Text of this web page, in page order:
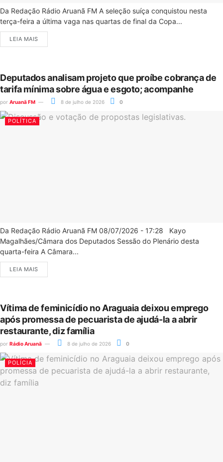
Da Redação Rádio Aruanã FM A seleção suíça conquistou nesta
terça-feira a última vaga nas quartas de final da Copa...
LEIA MAIS
Deputados analisam projeto que proíbe cobrança de
tarifa mínima sobre água e esgoto; acompanhe
por Aruanã FM 8 de julho de 2026 0
POLÍTICA
Da Redação Rádio Aruanã FM 08/07/2026 - 17:28 Kayo
Magalhães/Câmara dos Deputados Sessão do Plenário desta
quarta-feira A Câmara...
LEIA MAIS
Vítima de feminicídio no Araguaia deixou emprego
após promessa de pecuarista de ajudá-la a abrir
restaurante, diz família
por Rádio Aruanã 8 de julho de 2026 0
POLÍCIA